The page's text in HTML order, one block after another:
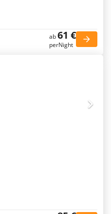
ab61 €
perNight